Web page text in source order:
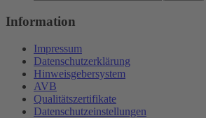
Information
Impressum
Datenschutzerklärung
Hinweisgebersystem
AVB
Qualitätszertifikate
Datenschutzeinstellungen